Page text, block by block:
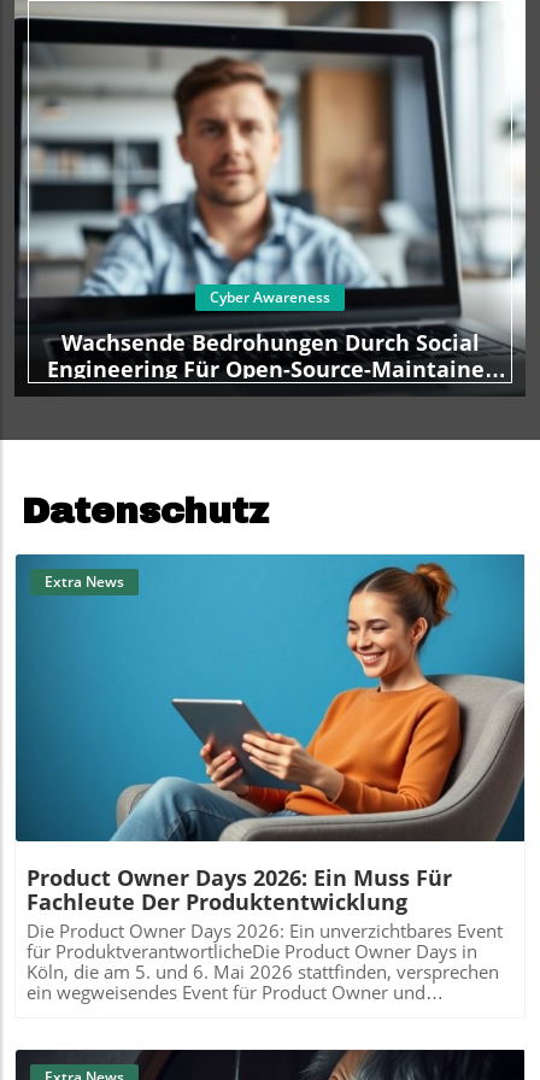
über solche Entwicklungen zu informieren und in die
Diskussionen einzutauchen. Damit es effektiv gelingen
kann, Kontrolle über eigenen Daten zurück zugewinnen,
bleiben Sie stets aktuell informiert - eintragen und Wissen
erhalten.
Cyber Awareness
Wachsende Bedrohungen Durch Social
Engineering Für Open-Source-Maintainer
Und Wie Man Sich Schützt
Datenschutz
Blog Image
Extra News
Product Owner Days 2026: Ein Muss Für
Fachleute Der Produktentwicklung
Die Product Owner Days 2026: Ein unverzichtbares Event
für ProduktverantwortlicheDie Product Owner Days in
Köln, die am 5. und 6. Mai 2026 stattfinden, versprechen
ein wegweisendes Event für Product Owner und
Produktmanager. Ungeachtet der hohen Nachfrage sind
drei praxisnahen Workshops bieten werden. Dies ist eine
einzigartige Gelegenheit für Fachleute, ihre Fähigkeiten im